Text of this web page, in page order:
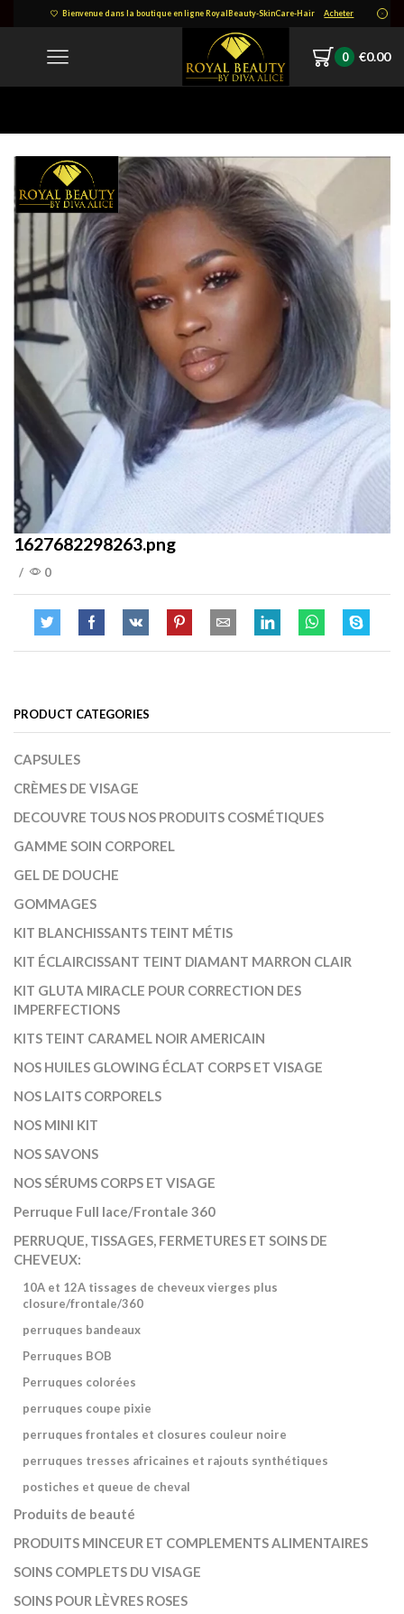
Bienvenue dans la boutique en ligne RoyalBeauty-SkinCare-Hair Acheter
0 €0.00
1627682298263.png
/ 0
PRODUCT CATEGORIES
CAPSULES
CRÈMES DE VISAGE
DECOUVRE TOUS NOS PRODUITS COSMÉTIQUES
GAMME SOIN CORPOREL
GEL DE DOUCHE
GOMMAGES
KIT BLANCHISSANTS TEINT MÉTIS
KIT ÉCLAIRCISSANT TEINT DIAMANT MARRON CLAIR
KIT GLUTA MIRACLE POUR CORRECTION DES
IMPERFECTIONS
KITS TEINT CARAMEL NOIR AMERICAIN
NOS HUILES GLOWING ÉCLAT CORPS ET VISAGE
NOS LAITS CORPORELS
NOS MINI KIT
NOS SAVONS
NOS SÉRUMS CORPS ET VISAGE
Perruque Full lace/Frontale 360
PERRUQUE, TISSAGES, FERMETURES ET SOINS DE
CHEVEUX:
10A et 12A tissages de cheveux vierges plus
closure/frontale/360
perruques bandeaux
Perruques BOB
Perruques colorées
perruques coupe pixie
perruques frontales et closures couleur noire
perruques tresses africaines et rajouts synthétiques
postiches et queue de cheval
Produits de beauté
PRODUITS MINCEUR ET COMPLEMENTS ALIMENTAIRES
SOINS COMPLETS DU VISAGE
SOINS POUR LÈVRES ROSES